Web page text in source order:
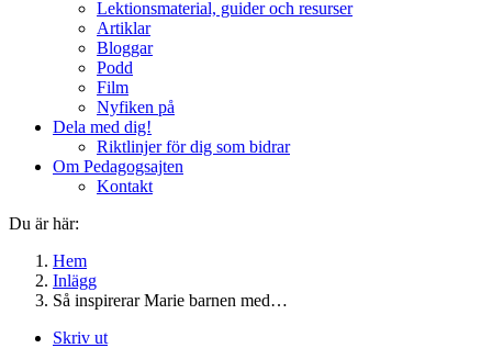
Lektionsmaterial, guider och resurser
Artiklar
Bloggar
Podd
Film
Nyfiken på
Dela med dig!
Riktlinjer för dig som bidrar
Om Pedagogsajten
Kontakt
Du är här:
Hem
Inlägg
Så inspirerar Marie barnen med…
Skriv ut